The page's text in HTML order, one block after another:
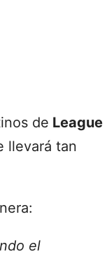
de League
llevará tan
el